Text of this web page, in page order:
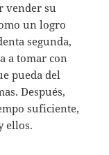
vender su
un logro
segunda,
a tomar con
pueda del
Después,
suficiente,
ellos.